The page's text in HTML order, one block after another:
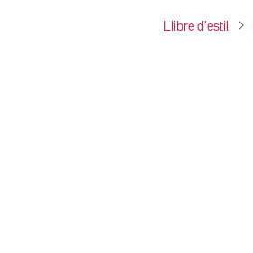
Llibre d'estil